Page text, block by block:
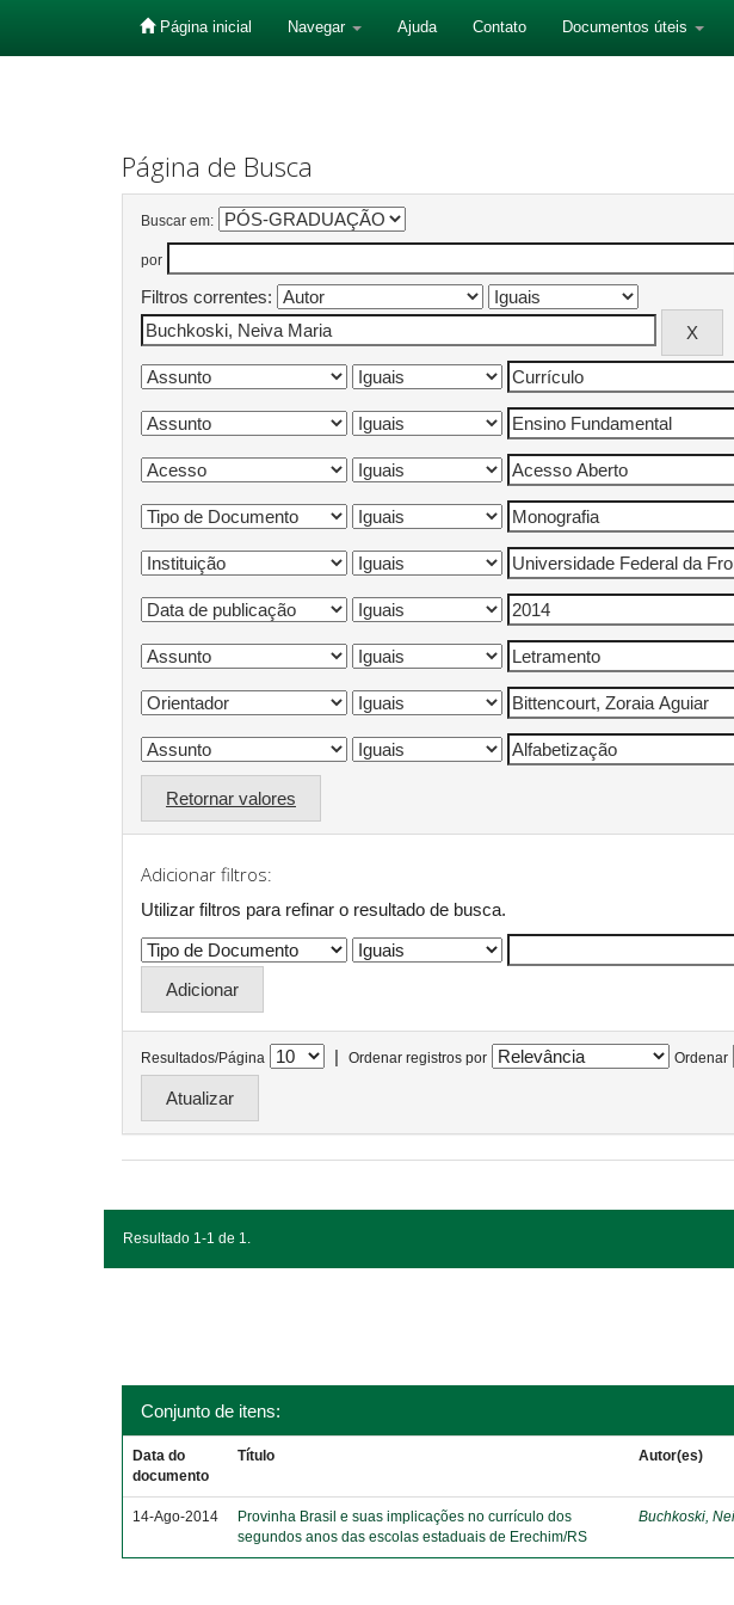
Página inicial Navegar Ajuda Contato Documentos úteis
Página de Busca
Buscar em:
por
Filtros correntes:
Retornar valores
Adicionar filtros:
Utilizar filtros para refinar o resultado de busca.
Resultados/Página | Ordenar registros por Ordenar
Resultado 1-1 de 1.
Conjunto de itens:
Data do
documento
Título Autor(es)
14-Ago-2014
Provinha Brasil e suas implicações no currículo dos
segundos anos das escolas estaduais de Erechim/RS
Buchkoski,